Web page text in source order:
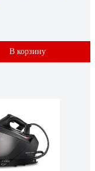
В корзину